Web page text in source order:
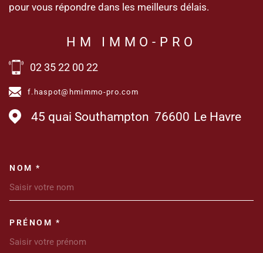
pour vous répondre dans les meilleurs délais.
HM IMMO-PRO
02 35 22 00 22
f.haspot@hmimmo-pro.com
45 quai Southampton 76600 Le Havre
NOM *
PRÉNOM *